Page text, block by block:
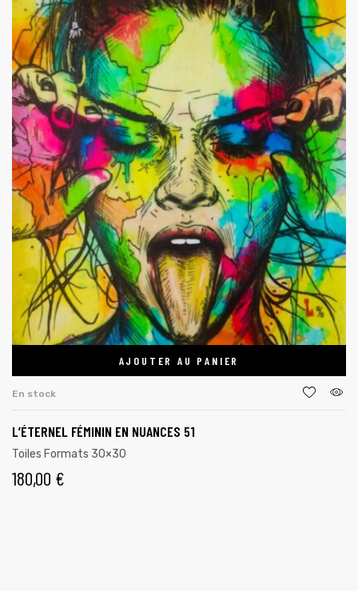
AJOUTER AU PANIER
En stock
L’ÉTERNEL FÉMININ EN NUANCES 51
Toiles Formats 30×30
180,00 €